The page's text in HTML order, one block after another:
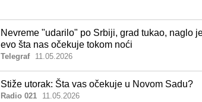
Nevreme "udarilo" po Srbiji, grad tukao, naglo
evo šta nas očekuje tokom noći
Telegraf 11.05.2026
Stiže utorak: Šta vas očekuje u Novom Sadu?
Radio 021 11.05.2026